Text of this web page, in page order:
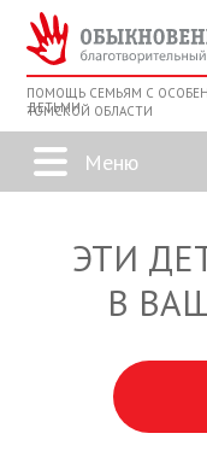
ПОМОЩЬ СЕМЬЯМ С
ДЕТЬМИ
ТОМСКОЙ ОБЛАСТИ
ЭТИ
В